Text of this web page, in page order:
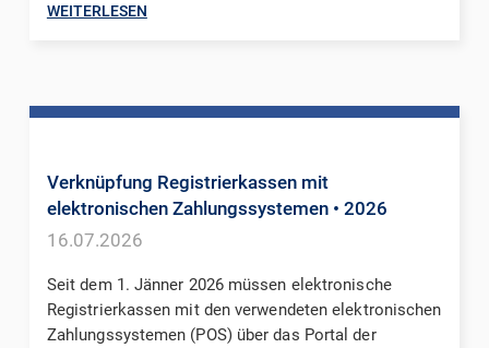
WEITERLESEN
Verknüpfung Registrierkassen mit
elektronischen Zahlungssystemen • 2026
16.07.2026
Seit dem 1. Jänner 2026 müssen elektronische
Registrierkassen mit den verwendeten elektronischen
Zahlungssystemen (POS) über das Portal der